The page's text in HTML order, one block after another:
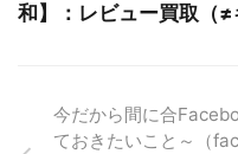
和】：レビュー買取（≠
今だから間に合
ておきたいこと～（